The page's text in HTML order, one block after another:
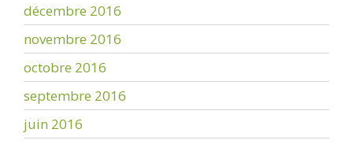
décembre 2016
novembre 2016
octobre 2016
septembre 2016
juin 2016